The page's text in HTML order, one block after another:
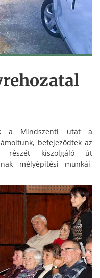
a Mindszenti utat a
befejeződtek az
részét kiszolgáló út
mélyépítési munkái,